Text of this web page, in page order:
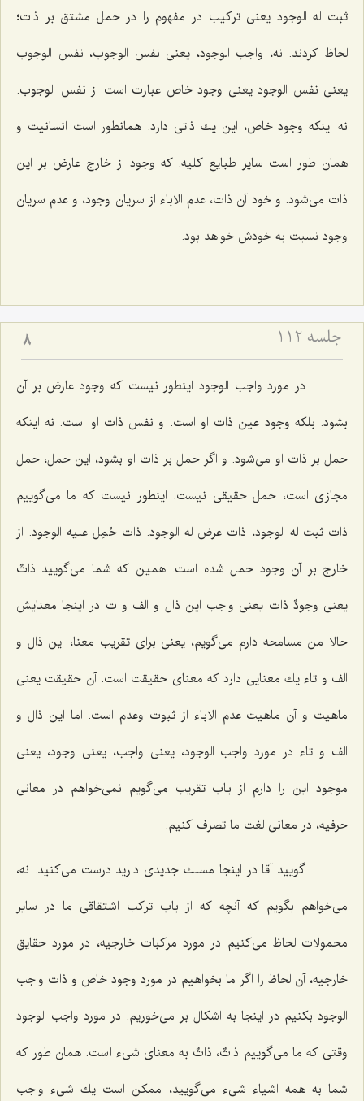
ثبت له الوجود یعنى تركیب در مفهوم را در حمل مشتق بر ذات؛
لحاظ كردند. نه، واجب الوجود، یعنى نفس الوجوب، نفس الوجوب
یعنى نفس الوجود یعنى وجود خاص عبارت است از نفس الوجوب.
نه اینكه وجود خاص، این یك ذاتى دارد. همانطور است انسانیت و
همان طور است سایر طبایع كلیه. كه وجود از خارج عارض بر این
ذات مى‌شود. و خود آن ذات، عدم الاباء از سریان وجود، و عدم سریان
وجود نسبت به خودش خواهد بود.
جلسه ۱۱۲ 8
در مورد واجب الوجود اینطور نیست كه وجود عارض بر آن
بشود. بلكه وجود عین ذات او است. و نفس ذات او است. نه اینكه
حمل بر ذات او مى‌شود. و اگر حمل بر ذات او بشود، این حمل، حمل
مجازى است، حمل حقیقى نیست. اینطور نیست كه ما مى‌گوییم
ذات ثبت له الوجود، ذات عرض له الوجود. ذات حُمِل علیه الوجود. از
خارج بر آن وجود حمل شده است. همین كه شما مى‌گویید ذاتٌ
یعنى وجودٌ ذات یعنى واجب این ذال و الف و ت در اینجا معنایش
حالا من مسامحه دارم مى‌گویم، یعنى براى تقریب معنا، این ذال و
الف و تاء یك معنایى دارد كه معناى حقیقت است. آن حقیقت یعنى
ماهیت و آن ماهیت عدم الاباء از ثبوت وعدم است. اما این ذال و
الف و تاء در مورد واجب الوجود، یعنى واجب، یعنى وجود، یعنى
موجود این را دارم از باب تقریب مى‌گویم نمى‌خواهم در معانى
حرفیه، در معانى لغت ما تصرف كنیم.
گویید آقا در اینجا مسلك جدیدى دارید درست مى‌كنید. نه،
مى‌خواهم بگویم كه آنچه كه از باب تركب اشتقاقى ما در سایر
محمولات لحاظ مى‌كنیم در مورد مركبات خارجیه، در مورد حقایق
خارجیه، آن لحاظ را اگر ما بخواهیم در مورد وجود خاص و ذات واجب
الوجود بكنیم در اینجا به اشكال بر مى‌خوریم. در مورد واجب الوجود
وقتى كه ما مى‌گوییم ذاتٌ، ذاتٌ به معناى شیء است. همان طور كه
شما به همه اشیاء شیء مى‌گویید، ممكن است یك شیء واجب